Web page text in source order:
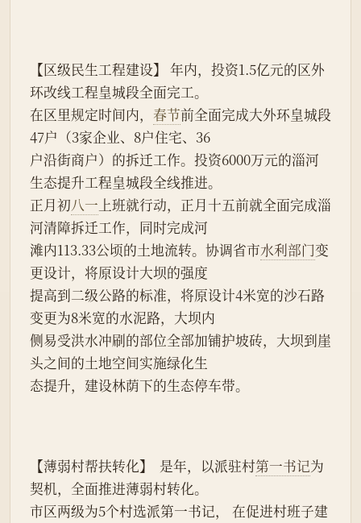
【区级民生工程建设】 年内，投资1.5亿元的区外
环改线工程皇城段全面完工。
在区里规定时间内， 春节前全面完成大外环皇城段
47户（3家企业、8户住宅、36
户沿街商户）的拆迁工作。投资6000万元的淄河
生态提升工程皇城段全线推进。
正月初八一 上班就行动，正月十五前就全面完成淄
河清障拆迁工作，同时完成河
滩内113.33公顷的土地流转。协调省市水利部门变
更设计，将原设计大坝的强度
提高到二级公路的标准，将原设计4米宽的沙石路
变更为8米宽的水泥路，大坝内
侧易受洪水冲刷的部位全部加铺护坡砖，大坝到崖
头之间的土地空间实施绿化生
态提升，建设林荫下的生态停车带。
【薄弱村帮扶转化】  是年，以派驻村第一书记为
契机，全面推进薄弱村转化。
市区两级为5个村选派第一书记， 在促进村班子建